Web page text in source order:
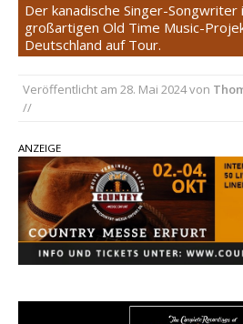
Parton, Bill Anderson
Chris Johnson & The
Der kanadische Singer-
großartigen Old Time Music-
Deutschland auf Tour.
Veröffentlicht am 28. Mai 2024von
//
ANZEIGE